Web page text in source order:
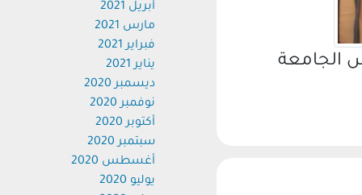
الجامعة
أبريل 2021
مارس 2021
فبراير 2021
يناير 2021
ديسمبر 2020
نوفمبر 2020
أكتوبر 2020
سبتمبر 2020
أغسطس 2020
يوليو 2020